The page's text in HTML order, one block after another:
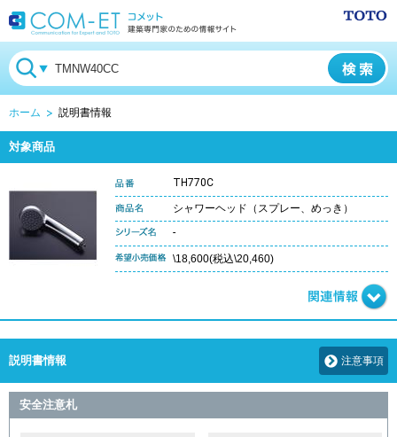
ホーム 説明書情報
対象商品
TH770C
シャワーヘッド（スプレー、めっき）
-
\18,600(税込\20,460)
説明書情報 注意事項
安全注意札